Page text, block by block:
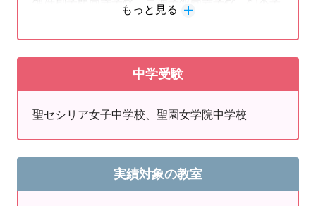
↓お問合せはこちらから↓
※りんご塾についての詳細は当教室まで直接ご連絡下さ
い。
【教室受付時間】
更新日：2026/8/1
もっと見る
中学受験
聖セシリア女子中学校、聖園女学院中学校
実績対象の教室